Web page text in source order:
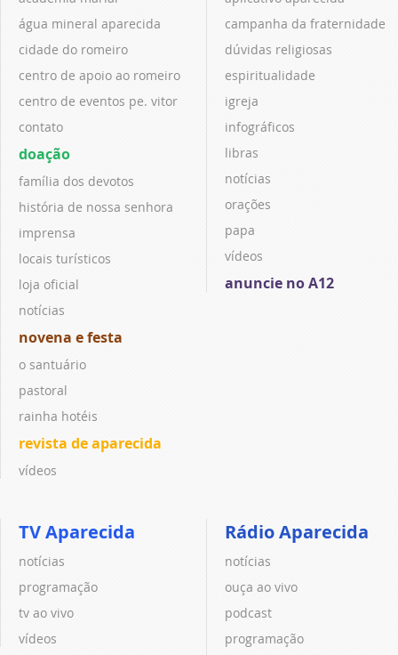
água mineral aparecida
cidade do romeiro
centro de apoio ao romeiro
centro de eventos pe. vitor
contato
doação
família dos devotos
história de nossa senhora
imprensa
locais turísticos
loja oficial
notícias
novena e festa
o santuário
pastoral
rainha hotéis
revista de aparecida
vídeos
campanha da fraternidade
dúvidas religiosas
espiritualidade
igreja
infográficos
libras
notícias
orações
papa
vídeos
anuncie no A12
TV Aparecida
notícias
programação
tv ao vivo
vídeos
Rádio Aparecida
notícias
ouça ao vivo
podcast
programação